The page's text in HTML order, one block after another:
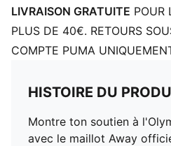
LIVRAISON GRATUITE POUR
PLUS DE 40€. RETOURS
COMPTE PUMA
HISTOIRE DU
Montre ton soutien à
avec le maillot Away